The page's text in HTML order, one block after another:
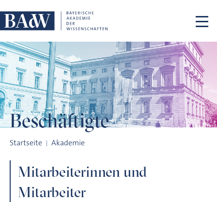
Beschäftigte
Startseite Akademie
Mitarbeiterinnen und
Mitarbeiter